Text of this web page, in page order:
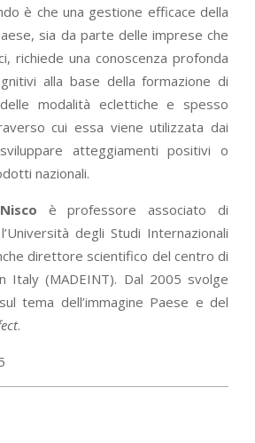
è che una gestione efficace della
sia da parte delle imprese che
richiede una conoscenza profonda
alla base della formazione di
modalità eclettiche e spesso
cui essa viene utilizzata dai
atteggiamenti positivi o
nazionali.
è professore associato di
degli Studi Internazionali
direttore scientifico del centro di
Italy (MADEINT). Dal 2005 svolge
tema dell’immagine Paese e del
.